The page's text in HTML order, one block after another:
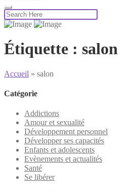
Étiquette : salon
Accueil » salon
Catégorie
Addictions
Amour et sexualité
Développement personnel
Développer ses capacités
Enfants et adolescents
Evènements et actualités
Santé
Se libérer